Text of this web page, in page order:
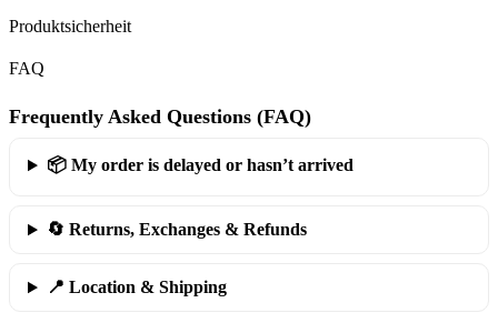
Produktsicherheit
FAQ
Frequently Asked Questions (FAQ)
📦 My order is delayed or hasn’t arrived
🔄 Returns, Exchanges & Refunds
📍 Location & Shipping